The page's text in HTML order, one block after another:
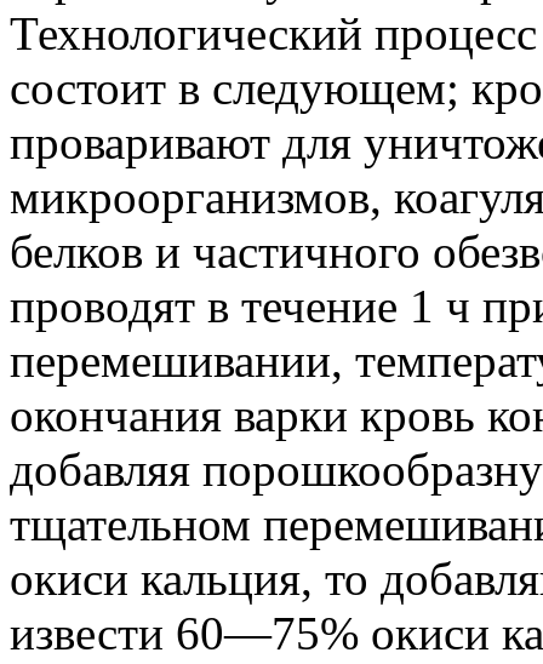
Технологический
состоит в следующем;
проваривают для
микроорганизмов,
белков и частичного
проводят в течение 1 ч
перемешивании,
окончания варки кровь
добавляя
тщательном
окиси кальция, то
извести 60—75% окиси